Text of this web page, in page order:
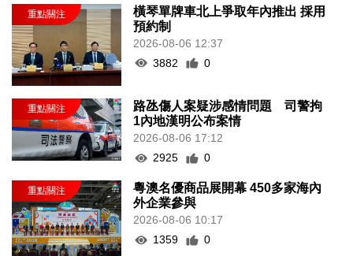
橫琴單牌車北上爭取年內推出 採用
預約制
2026-08-06 12:37
3882
0
路氹傷人案疑涉感情問題 司警拘
1內地漢明公布案情
2026-08-06 17:12
2925
0
粵澳名優商品展開幕 450多家海內
外企業參與
2026-08-06 10:17
1359
0